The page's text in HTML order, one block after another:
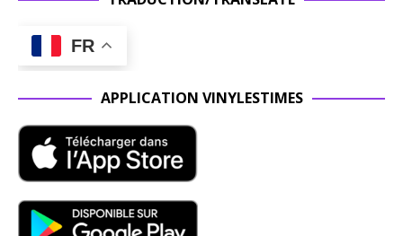
FR
APPLICATION VINYLESTIMES